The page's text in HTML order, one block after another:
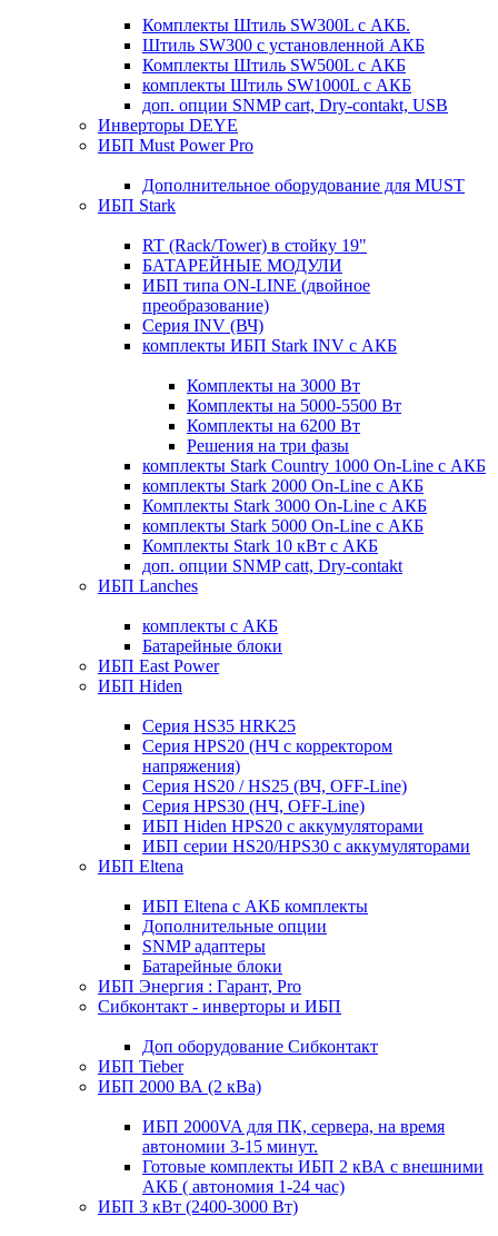
Комплекты Штиль SW300L с АКБ.
Штиль SW300 с установленной АКБ
Комплекты Штиль SW500L с АКБ
комплекты Штиль SW1000L с АКБ
доп. опции SNMP cart, Dry-contakt, USB
Инверторы DEYE
ИБП Must Power Pro
Дополнительное оборудование для MUST
ИБП Stark
RT (Rack/Tower) в стойку 19"
БАТАРЕЙНЫЕ МОДУЛИ
ИБП типа ON-LINE (двойное
преобразование)
Серия INV (ВЧ)
комплекты ИБП Stark INV с АКБ
Комплекты на 3000 Вт
Комплекты на 5000-5500 Вт
Комплекты на 6200 Вт
Решения на три фазы
комплекты Stark Country 1000 On-Line с АКБ
комплекты Stark 2000 On-Line с АКБ
Комплекты Stark 3000 On-Line с АКБ
комплекты Stark 5000 On-Line с АКБ
Комплекты Stark 10 кВт с АКБ
доп. опции SNMP catt, Dry-contakt
ИБП Lanches
комплекты с АКБ
Батарейные блоки
ИБП East Power
ИБП Hiden
Серия HS35 HRK25
Серия HPS20 (НЧ с корректором
напряжения)
Серия HS20 / HS25 (ВЧ, OFF-Line)
Серия HPS30 (НЧ, OFF-Line)
ИБП Hiden HPS20 с аккумуляторами
ИБП серии HS20/HPS30 с аккумуляторами
ИБП Eltena
ИБП Eltena с АКБ комплекты
Дополнительные опции
SNMP адаптеры
Батарейные блоки
ИБП Энергия : Гарант, Pro
Сибконтакт - инверторы и ИБП
Доп оборудование Сибконтакт
ИБП Tieber
ИБП 2000 ВА (2 кВа)
ИБП 2000VA для ПК, сервера, на время
автономии 3-15 минут.
Готовые комплекты ИБП 2 кВА с внешними
АКБ ( автономия 1-24 час)
ИБП 3 кВт (2400-3000 Вт)